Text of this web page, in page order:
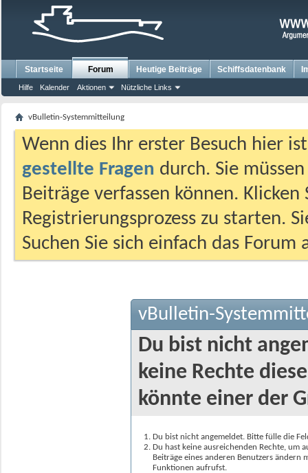
Startseite Forum
Hilfe Kalender Aktionen Nützliche Links
Heutige Beiträge Schiffsdatenbank
vBulletin-Systemmitteilung
Wenn dies Ihr erster Besuch hier
gestellte Fragen durch. Sie
Beiträge verfassen können.
Registrierungsprozess zu starten.
Suchen Sie sich einfach das
vBulletin-
Du bist nicht
keine Rechte
könnte einer der
Du bist nicht angemeldet. Bitte fülle die
Du hast keine ausreichenden Rechte, um
Beiträge eines anderen Benutzers
Funktionen aufrufst.